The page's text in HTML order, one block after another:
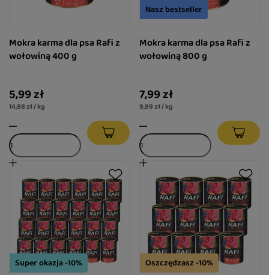
Mokra karma dla psa Rafi z
wołowiną 400 g
5,99 zł
14,98 zł / kg
Nasz bestseller
Mokra karma dla psa Rafi z
wołowiną 800 g
7,99 zł
9,99 zł / kg
Super okazja -10% Oszczędzasz -10%